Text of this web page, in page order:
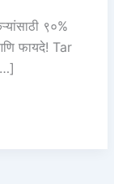
९०%
फायदे! Tar